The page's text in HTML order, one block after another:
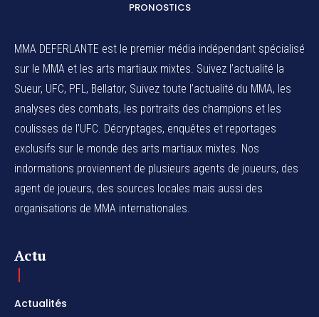
PRONOSTICS
MMA DEFERLANTE est le premier média indépendant spécialisé
sur le MMA et les arts martiaux mixtes. Suivez l’actualité la
Sueur, UFC, PFL, Bellator, Suivez toute l’actualité du MMA, les
analyses des combats, les portraits des champions et les
coulisses de l’UFC. Décryptages, enquêtes et reportages
exclusifs sur le monde des arts martiaux mixtes. Nos
indormations proviennent de plusieurs agents de joueurs, des
agent de joueurs, des sources locales mais aussi des
organisations de MMA internationales.
Actu
Actualités